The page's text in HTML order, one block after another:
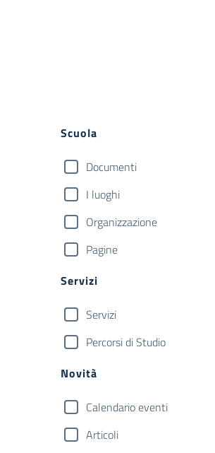
Filtri
Scuola
Documenti
I luoghi
Organizzazione
Pagine
Servizi
Servizi
Percorsi di Studio
Novità
Calendario eventi
Articoli